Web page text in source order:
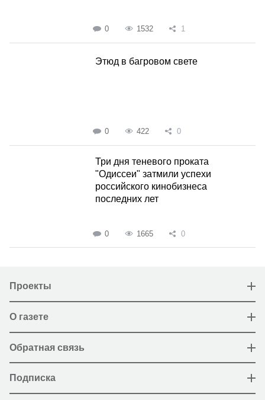
0 1532 1
Этюд в багровом свете
0 422 0
Три дня теневого проката
"Одиссеи" затмили успехи
российского кинобизнеса
последних лет
0 1665 0
Проекты
О газете
Обратная связь
Подписка